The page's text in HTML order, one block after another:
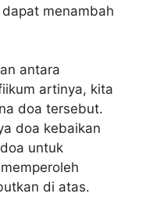
menambah
antara
artinya, kita
doa tersebut.
doa kebaikan
untuk
di atas.